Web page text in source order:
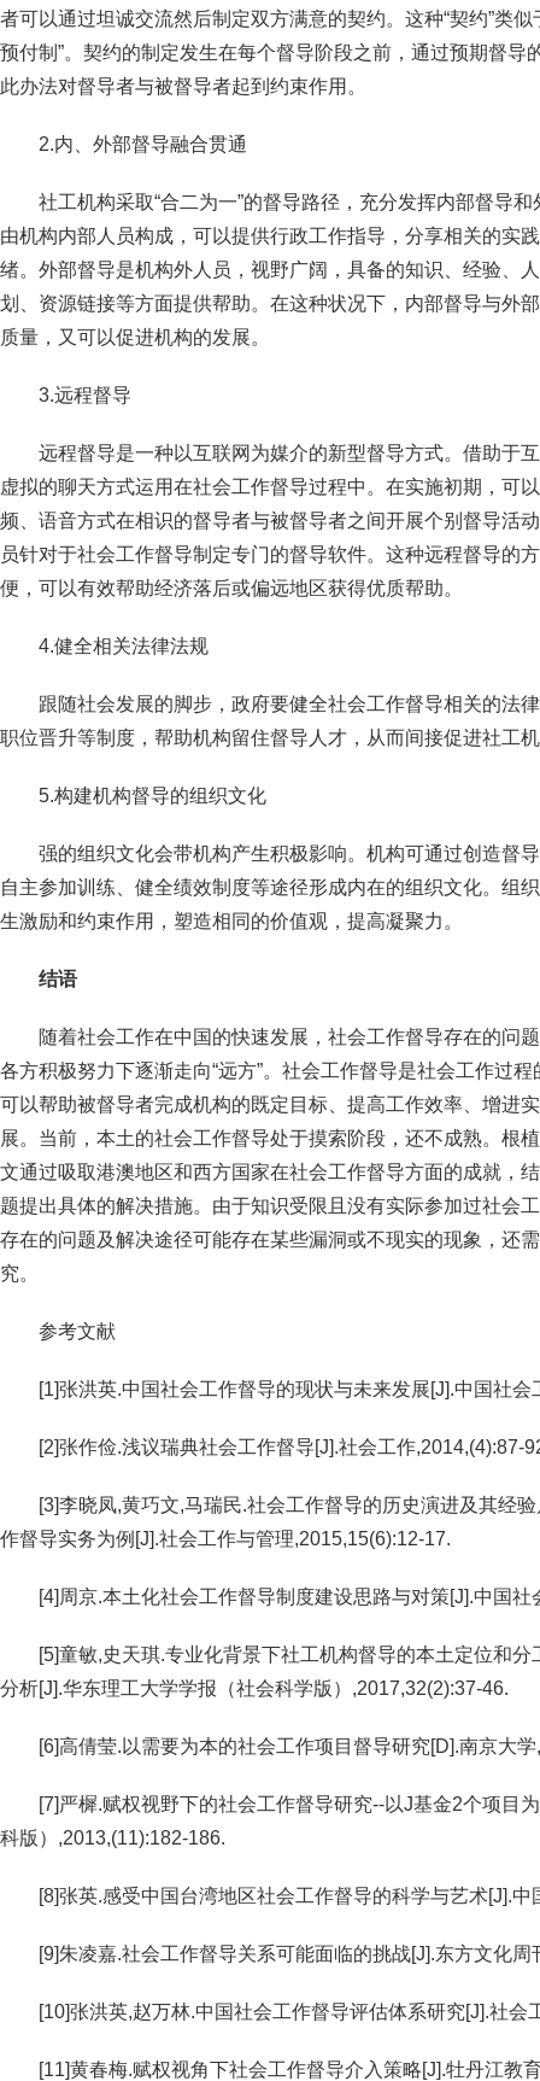
者可以通过坦诚交流然后制定双方满意的契约。这种“契约”类
预付制”。契约的制定发生在每个督导阶段之前，通过预期督导
此办法对督导者与被督导者起到约束作用。
2.内、外部督导融合贯通
社工机构采取“合二为一”的督导路径，充分发挥内部督导
由机构内部人员构成，可以提供行政工作指导，分享相关的实
绪。外部督导是机构外人员，视野广阔，具备的知识、经验、
划、资源链接等方面提供帮助。在这种状况下，内部督导与外
质量，又可以促进机构的发展。
3.远程督导
远程督导是一种以互联网为媒介的新型督导方式。借助于
虚拟的聊天方式运用在社会工作督导过程中。在实施初期，可
频、语音方式在相识的督导者与被督导者之间开展个别督导活
员针对于社会工作督导制定专门的督导软件。这种远程督导的
便，可以有效帮助经济落后或偏远地区获得优质帮助。
4.健全相关法律法规
跟随社会发展的脚步，政府要健全社会工作督导相关的法
职位晋升等制度，帮助机构留住督导人才，从而间接促进社工
5.构建机构督导的组织文化
强的组织文化会带机构产生积极影响。机构可通过创造督
自主参加训练、健全绩效制度等途径形成内在的组织文化。组
生激励和约束作用，塑造相同的价值观，提高凝聚力。
结语
随着社会工作在中国的快速发展，社会工作督导存在的问
各方积极努力下逐渐走向“远方”。社会工作督导是社会工作过
可以帮助被督导者完成机构的既定目标、提高工作效率、增进
展。当前，本土的社会工作督导处于摸索阶段，还不成熟。根
文通过吸取港澳地区和西方国家在社会工作督导方面的成就，
题提出具体的解决措施。由于知识受限且没有实际参加过社会
存在的问题及解决途径可能存在某些漏洞或不现实的现象，还
究。
参考文献
[1]张洪英.中国社会工作督导的现状与未来发展[J].中国社会
[2]张作俭.浅议瑞典社会工作督导[J].社会工作,2014,(4):87-
[3]李晓凤,黄巧文,马瑞民.社会工作督导的历史演进及其经
作督导实务为例[J].社会工作与管理,2015,15(6):12-17.
[4]周京.本土化社会工作督导制度建设思路与对策[J].中国社
[5]童敏,史天琪.专业化背景下社工机构督导的本土定位和
分析[J].华东理工大学学报（社会科学版）,2017,32(2):37-46.
[6]高倩莹.以需要为本的社会工作项目督导研究[D].南京大
[7]严樨.赋权视野下的社会工作督导研究--以J基金2个项目
科版）,2013,(11):182-186.
[8]张英.感受中国台湾地区社会工作督导的科学与艺术[J].
[9]朱凌嘉.社会工作督导关系可能面临的挑战[J].东方文化周
[10]张洪英,赵万林.中国社会工作督导评估体系研究[J].社会
[11]黄春梅.赋权视角下社会工作督导介入策略[J].牡丹江教